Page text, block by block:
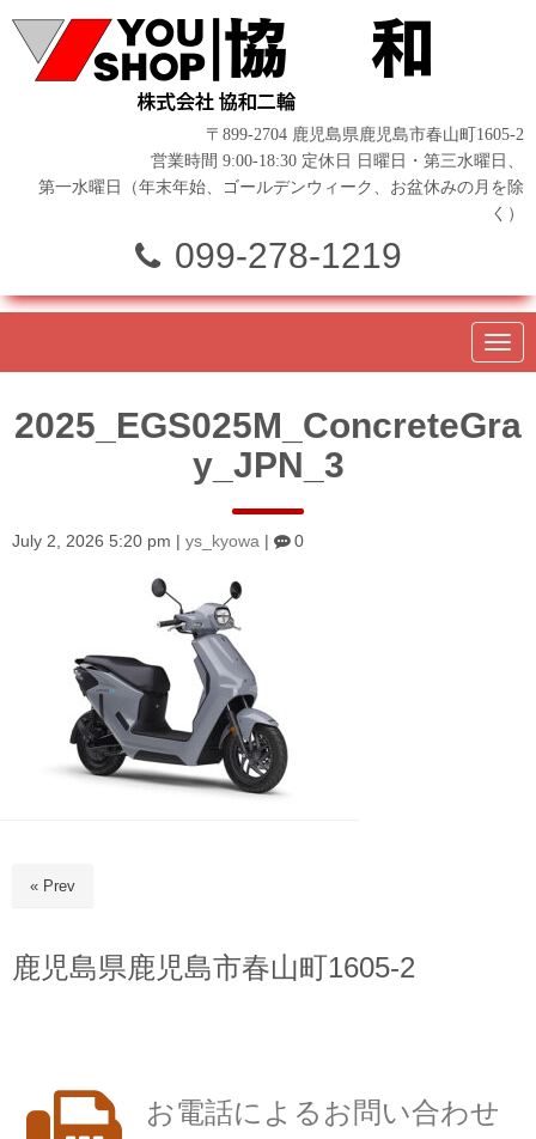
〒899-2704 鹿児島県鹿児島市春山町1605-2
営業時間 9:00-18:30 定休日 日曜日・第三水曜日、
第一水曜日（年末年始、ゴールデンウィーク、お盆休みの月を除
く）
099-278-1219
N
a
g
a
2025_EGS025M_ConcreteGra
y_JPN_3
July 2, 2026 5:20 pm ys_kyowa 0
« Prev
鹿児島県鹿児島市春山町1605-2
お電話によるお問い合わせ